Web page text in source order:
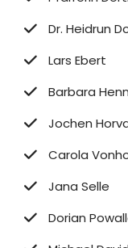
Dr. Heidrun
Lars Ebert
Barbara
Jochen
Carola
Jana Selle
Dorian